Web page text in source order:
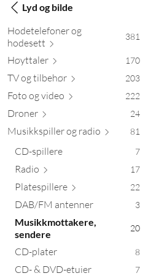
Lyd og bilde
Hodetelefoner og
hodesett 381
Høyttaler 170
TV og tilbehør 203
Foto ogvideo 222
Droner 24
Musikkspiller og radio 81
CD-spillere 7
Radio 17
Platespillere 22
DAB/FM antenner 3
Musikkmottakere,
sendere
20
CD-plater 8
CD- & DVD-etuier 7